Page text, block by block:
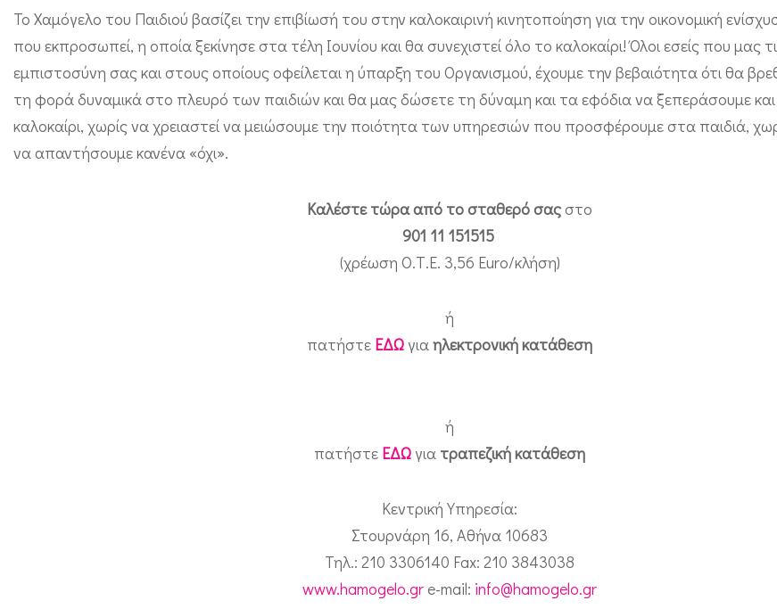
ύ
:
Κ
α
λ
ο
Το Χαμόγελο του Παιδιού βασίζει την επιβίωσή του στην καλοκαιρινή κινητοποίηση για την οικονομική
που εκπροσωπεί, η οποία ξεκίνησε στα τέλη Ιουνίου και θα συνεχιστεί όλο το καλοκαίρι! Όλοι εσείς που μας
εμπιστοσύνη σας και στους οποίους οφείλεται η ύπαρξη του Οργανισμού, έχουμε την βεβαιότητα ότι θα
τη φορά δυναμικά στο πλευρό των παιδιών και θα μας δώσετε τη δύναμη και τα εφόδια να ξεπεράσουμε
καλοκαίρι, χωρίς να χρειαστεί να μειώσουμε την ποιότητα των υπηρεσιών που προσφέρουμε στα παιδιά,
να απαντήσουμε κανένα «όχι».
Καλέστε τώρα από το σταθερό σαςστο
901 11 151515
(χρέωση Ο.Τ.Ε. 3,56 Euro/κλήση)
ή
πατήστε ΕΔΩ για ηλεκτρονική κατάθεση
ή
πατήστε ΕΔΩ για τραπεζική κατάθεση
Κεντρική Υπηρεσία:
Στουρνάρη 16, Αθήνα 10683
Τηλ.: 210 3306140 Fax: 210 3843038
www.hamogelo.gre-mail: info@hamogelo.gr